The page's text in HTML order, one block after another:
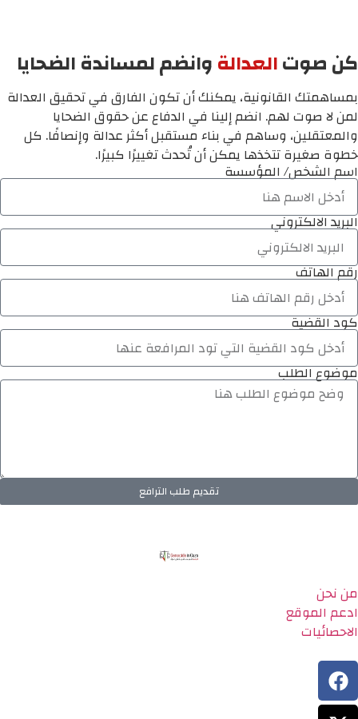
كن صوتالعدالةوانضم لمساندة الضحايا
بمساهمتك القانونية، يمكنك أن تكون الفارق في تحقيق العدالة
لمن لا صوت لهم. انضم إلينا في الدفاع عن حقوق الضحايا
والمعتقلين، وساهم في بناء مستقبل أكثر عدالة وإنصافًا. كل
خطوة صغيرة تتخذها يمكن أن تُحدث تغييرًا كبيرًا.
اسم الشخص/ المؤسسة
البريد الالكتروني
رقم الهاتف
كود القضية
موضوع الطلب
تقديم طلب الترافع
من نحن
ادعم الموقع
الاحصائيات